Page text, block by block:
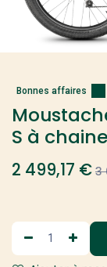
Bonnes affaires
S à
2 499,17 € 3